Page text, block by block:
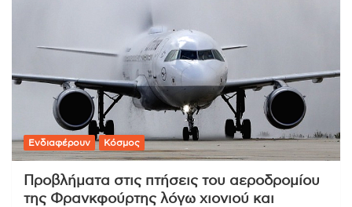
Ενδιαφέρουν Κόσμος
Προβλήματα στις πτήσεις του αεροδρομίου
της Φρανκφούρτης λόγω χιονιού και